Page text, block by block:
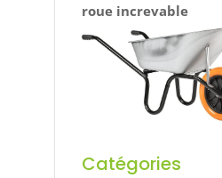
roue increvable
Catégories